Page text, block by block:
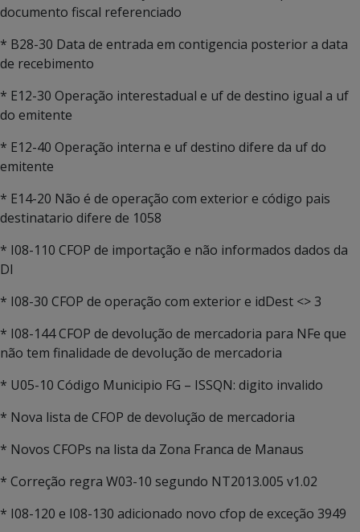
documento fiscal referenciado
* B28-30 Data de entrada em contigencia posterior a data
de recebimento
* E12-30 Operação interestadual e uf de destino igual a uf
do emitente
* E12-40 Operação interna e uf destino difere da uf do
emitente
* E14-20 Não é de operação com exterior e código pais
destinatario difere de 1058
* I08-110 CFOP de importação e não informados dados da
DI
* I08-30 CFOP de operação com exterior e idDest <> 3
* I08-144 CFOP de devolução de mercadoria para NFe que
não tem finalidade de devolução de mercadoria
* U05-10 Código Municipio FG – ISSQN: digito invalido
* Nova lista de CFOP de devolução de mercadoria
* Novos CFOPs na lista da Zona Franca de Manaus
* Correção regra W03-10 segundo NT2013.005 v1.02
* I08-120 e I08-130 adicionado novo cfop de exceção 3949